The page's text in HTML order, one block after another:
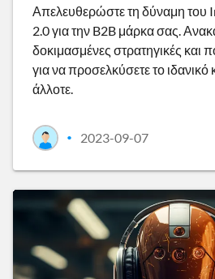
Απελευθερώστε τη δύναμη
2.0 για την B2B μάρκα σας.
δοκιμασμένες στρατηγικές και
για να προσελκύσετε το
άλλοτε.
• 2023-09-07